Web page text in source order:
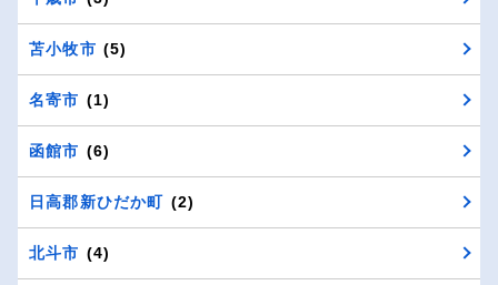
苫小牧市 (5)
名寄市 (1)
函館市 (6)
日高郡新ひだか町 (2)
北斗市 (4)